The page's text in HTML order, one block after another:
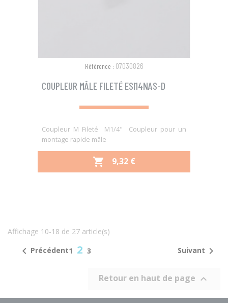
Référence : 07030826
COUPLEUR MÂLE FILETÉ ESI14NAS-D
Coupleur M Fileté M1/4" Coupleur pour un
montage rapide mâle
 PRIX
9,32 €
Affichage 10-18 de 27 article(s)
 Précédent1 2 3 Suivant 
Retour en haut de page 